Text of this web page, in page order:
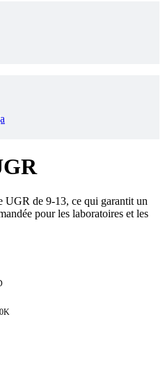
UGR de 9-13, ce qui garantit un
pour les laboratoires et les